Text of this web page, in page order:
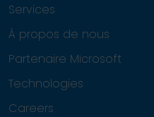
Services
À propos de nous
Partenaire Microsoft
Technologies
Careers